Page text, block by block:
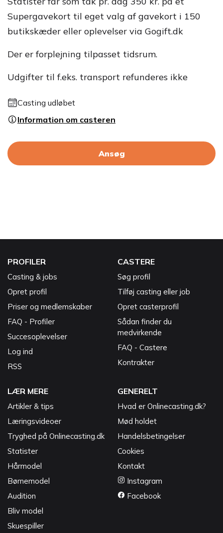
Supergavekort til eget valg af gavekort i 150
butikskæder eller oplevelser via Gogift.dk
Der er forplejning tilpasset tidsrum.
Udgifter til f.eks. transport refunderes ikke
Casting udløbet
Information om casteren
Ansøg
PROFILER
Casting & jobs
Opret profil
Priser og medlemskaber
FAQ - Profiler
Succesoplevelser
Log ind
RSS
CASTERE
Søg profil
Tilføj casting eller job
Opret casterprofil
Sådan finder du
medvirkende
FAQ - Castere
Kontrakter
LÆR MERE
Artikler & tips
Læringsvideoer
Tryghed på Onlinecasting.dk
Statister
Hårmodel
Børnemodel
Audition
Bliv model
Skuespiller
GENERELT
Hvad er Onlinecasting.dk?
Mød holdet
Handelsbetingelser
Cookies
Kontakt
Instagram
Facebook